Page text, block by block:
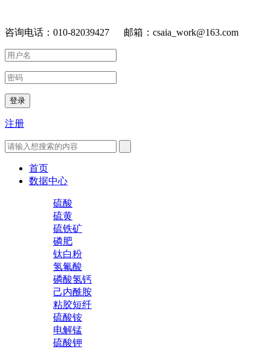
咨询电话：010-82039427 邮箱：csaia_work@163.com
登录
注册
首页
数据中心
硫酸
硫黄
硫铁矿
磷肥
钛白粉
氢氟酸
磷酸氢钙
己内酰胺
粘胶短纤
硫酸铵
电解锰
硫酸钾